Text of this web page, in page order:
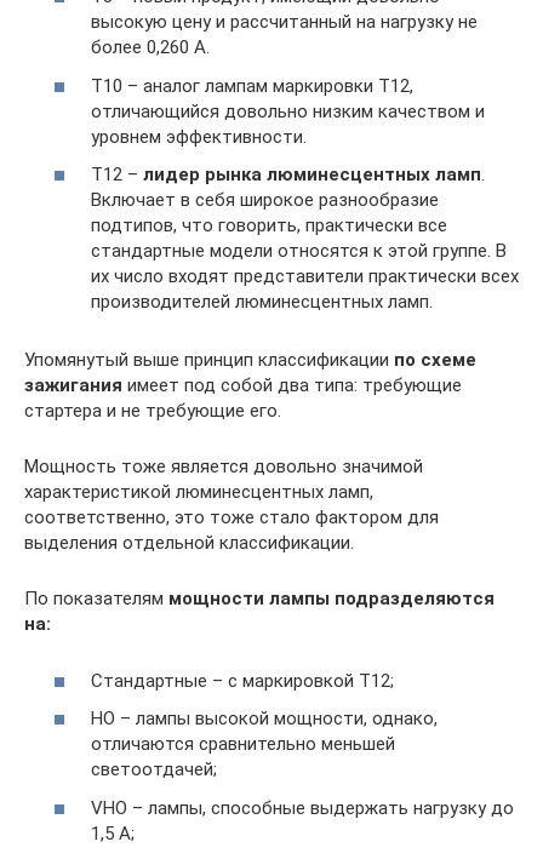
высокую цену и рассчитанный на нагрузку не
более 0,260 А.
Т10 – аналог лампам маркировки Т12,
отличающийся довольно низким качеством и
уровнем эффективности.
Т12 – лидер рынка люминесцентных ламп.
Включает в себя широкое разнообразие
подтипов, что говорить, практически все
стандартные модели относятся к этой группе. В
их число входят представители практически всех
производителей люминесцентных ламп.
Упомянутый выше принцип классификации по схеме
зажигания имеет под собой два типа: требующие
стартера и не требующие его.
Мощность тоже является довольно значимой
характеристикой люминесцентных ламп,
соответственно, это тоже стало фактором для
выделения отдельной классификации.
По показателям мощности лампы подразделяются
на:
Стандартные – с маркировкой Т12;
HO – лампы высокой мощности, однако,
отличаются сравнительно меньшей
светоотдачей;
VHO – лампы, способные выдержать нагрузку до
1,5 А;